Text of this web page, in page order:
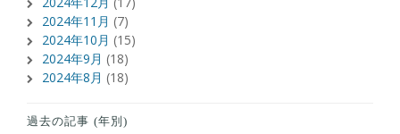
2024年11月 (7)
2024年10月 (15)
2024年9月 (18)
2024年8月 (18)
過去の記事 (年別)